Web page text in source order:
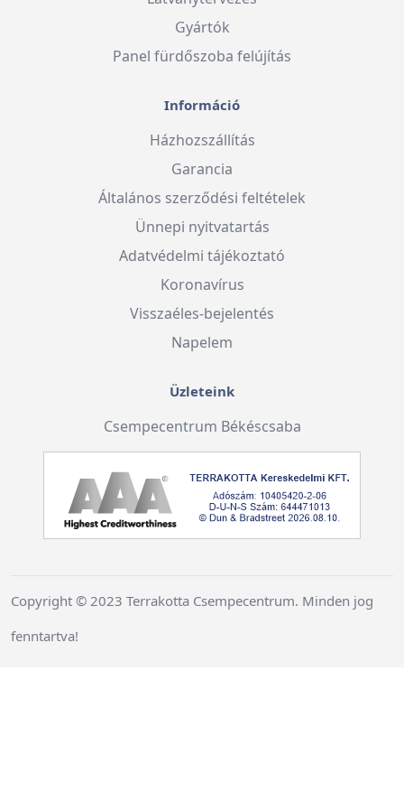
Gyártók
Panel fürdőszoba felújítás
Információ
Házhozszállítás
Garancia
Általános szerződési feltételek
Ünnepi nyitvatartás
Adatvédelmi tájékoztató
Koronavírus
Visszaéles-bejelentés
Napelem
Üzleteink
Csempecentrum Békéscsaba
Copyright © 2023 Terrakotta Csempecentrum. Minden jog
fenntartva!